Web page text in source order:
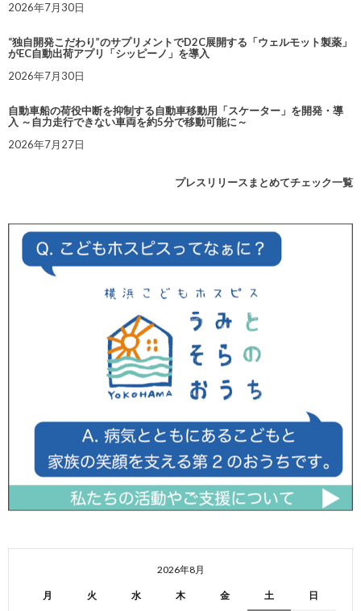
2026年7月30日
“独自開発こだわり”のサプリメントでD2C展開する「ウェルモット製薬」
がEC自動出荷アプリ「シッピーノ」を導入
2026年7月30日
自動車船の荷役中断を抑制する自動車移動用「スケーター」を開発・導
入 ～自力走行できない車両を約5分で移動可能に～
2026年7月27日
プレスリリースまとめてチェック一覧
2026年8月
月 火 水 木 金 土 日